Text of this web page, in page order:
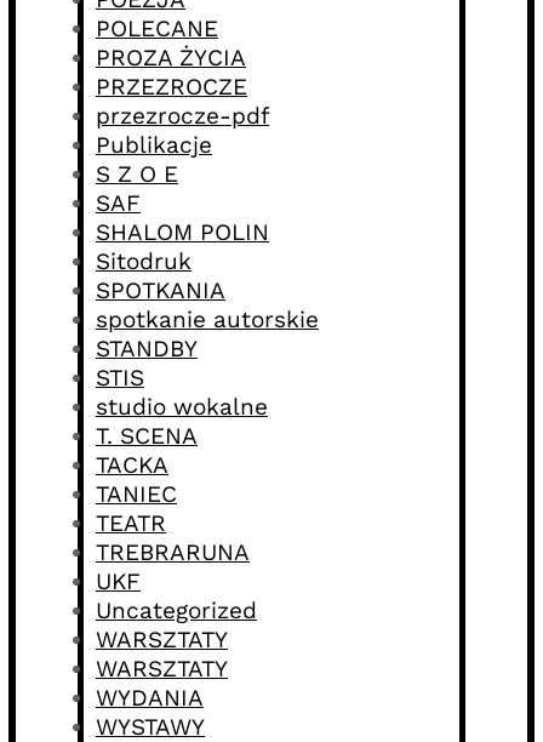
POLECANE
PROZA ŻYCIA
PRZEZROCZE
przezrocze-pdf
Publikacje
S Z O E
SAF
SHALOM POLIN
Sitodruk
SPOTKANIA
spotkanie autorskie
STANDBY
STIS
studio wokalne
T. SCENA
TACKA
TANIEC
TEATR
TREBRARUNA
UKF
Uncategorized
WARSZTATY
WARSZTATY
WYDANIA
WYSTAWY